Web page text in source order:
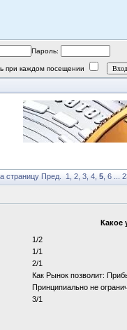
Пароль:
при каждом посещении
страницу Пред. 1 2 3 4 5 6
Какое
1/2
1/1
2/1
Как Рынок позволит:
Принципиально не
3/1